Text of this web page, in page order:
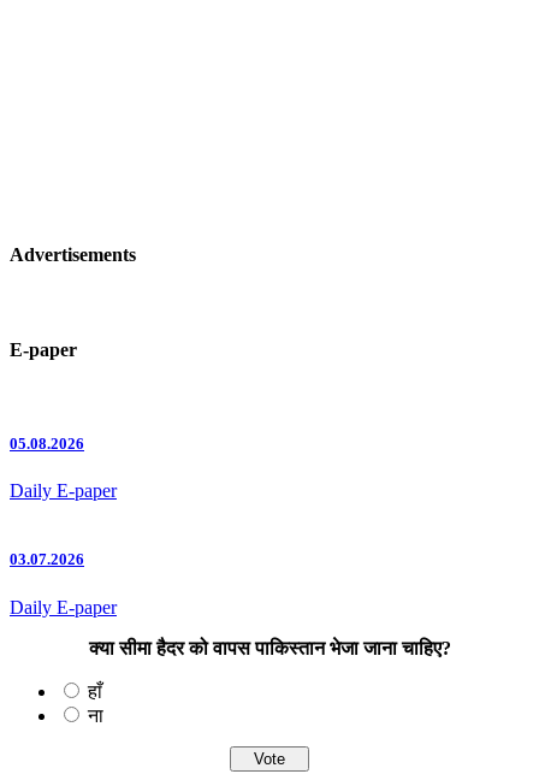
Advertisements
E-paper
05.08.2026
Daily E-paper
03.07.2026
Daily E-paper
क्या सीमा हैदर को वापस पाकिस्तान भेजा जाना चाहिए?
हाँ
ना